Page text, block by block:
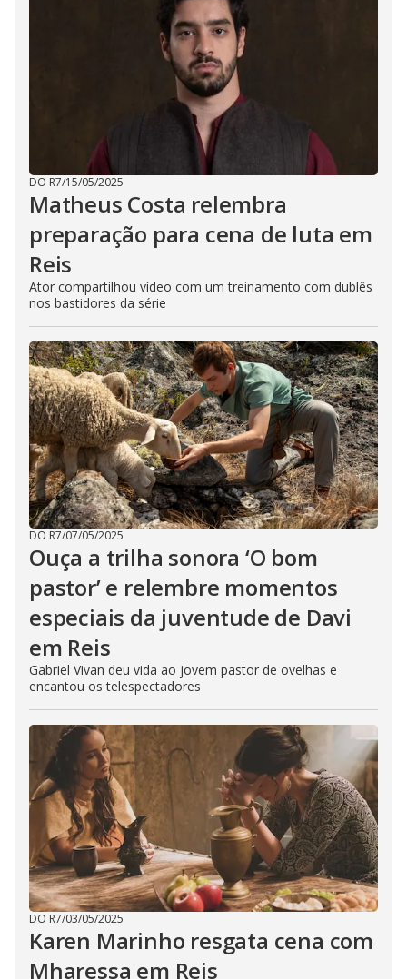
DO R7/15/05/2025
Matheus Costa relembra
preparação para cena de luta em
Reis
Ator compartilhou vídeo com um treinamento com dublês
nos bastidores da série
DO R7/07/05/2025
Ouça a trilha sonora ‘O bom
pastor’ e relembre momentos
especiais da juventude de Davi
em Reis
Gabriel Vivan deu vida ao jovem pastor de ovelhas e
encantou os telespectadores
DO R7/03/05/2025
Karen Marinho resgata cena com
Mharessa em Reis